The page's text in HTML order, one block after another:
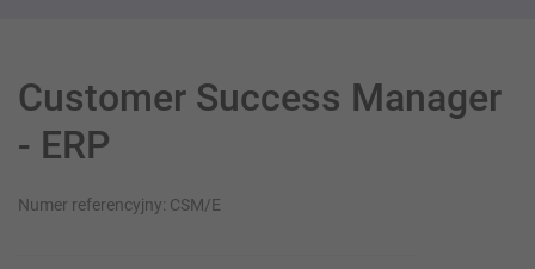
Customer Success Manager
- ERP
Numer referencyjny: CSM/E